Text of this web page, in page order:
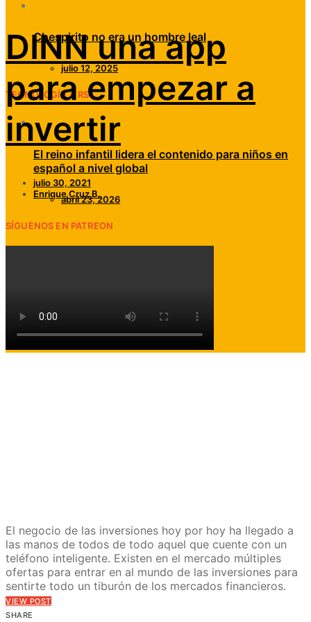
Chespirito no era un hombre leal
julio 12, 2025
TECNOLOGÍA & RS
El reino infantil lidera el contenido para niños en
español a nivel global
abril 23, 2026
SÍGUENOS EN PATREON
DINN una app
para empezar a
invertir
julio 30, 2021
Enrique Cruz B.
El negocio de las inversiones hoy por hoy ha llegado a
las manos de todos de todo aquel que cuente con un
teléfono inteligente. Existen en el mercado múltiples
ofertas para entrar en al mundo de las inversiones para
sentirte todo un tiburón de los mercados financieros.
VIEW POST
SHARE